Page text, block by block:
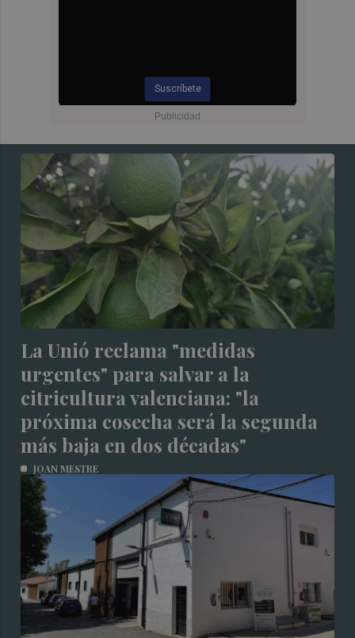
Suscríbete
La Unió reclama "medidas
urgentes" para salvar a la
citricultura valenciana: "la
próxima cosecha será la segunda
más baja en dos décadas"
JOAN MESTRE